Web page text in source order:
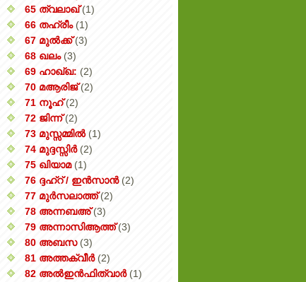
65 ത്വലാഖ് (1)
66 തഹ്‌രീം (1)
67 മുൽക്ക് (3)
68 ഖലം (3)
69 ഹാഖ്ഖ: (2)
70 മആരിജ് (2)
71 നൂഹ് (2)
72 ജിന്ന് (2)
73 മുസ്സമ്മിൽ (1)
74 മുദ്ദസ്സിർ (2)
75 ഖിയാമ (1)
76 ദ്ദഹ്റ് / ഇൻസാൻ (2)
77 മുർസലാത്ത് (2)
78 അന്നബഅ് (3)
79 അന്നാസിആത്ത്‌ (3)
80 അബസ (3)
81 അത്തക്‌വീർ (2)
82 അൽഇൻഫിത്വാർ (1)